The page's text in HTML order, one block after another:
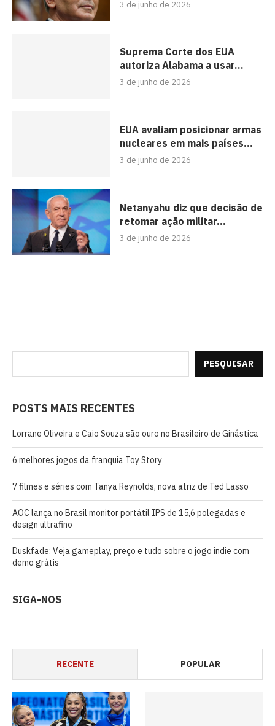
3 de junho de 2026
Suprema Corte dos EUA
autoriza Alabama a usar...
3 de junho de 2026
EUA avaliam posicionar armas
nucleares em mais países...
3 de junho de 2026
Netanyahu diz que decisão de
retomar ação militar...
3 de junho de 2026
PESQUISAR
POSTS MAIS RECENTES
Lorrane Oliveira e Caio Souza são ouro no Brasileiro de Ginástica
6 melhores jogos da franquia Toy Story
7 filmes e séries com Tanya Reynolds, nova atriz de Ted Lasso
AOC lança no Brasil monitor portátil IPS de 15,6 polegadas e
design ultrafino
Duskfade: Veja gameplay, preço e tudo sobre o jogo indie com
demo grátis
SIGA-NOS
RECENTE POPULAR